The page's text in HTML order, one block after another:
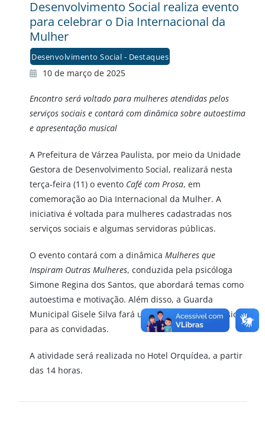
Desenvolvimento Social realiza evento
para celebrar o Dia Internacional da
Mulher
Desenvolvimento Social - Destaques
10 de março de 2025
Encontro será voltado para mulheres atendidas pelos
serviços sociais e contará com dinâmica sobre autoestima
e apresentação musical
A Prefeitura de Várzea Paulista, por meio da Unidade
Gestora de Desenvolvimento Social, realizará nesta
terça-feira (11) o evento Café com Prosa, em
comemoração ao Dia Internacional da Mulher. A
iniciativa é voltada para mulheres cadastradas nos
serviços sociais e algumas servidoras públicas.
O evento contará com a dinâmica Mulheres que
Inspiram Outras Mulheres, conduzida pela psicóloga
Simone Regina dos Santos, que abordará temas como
autoestima e motivação. Além disso, a Guarda
Municipal Gisele Silva fará uma apresentação musical
para as convidadas.
A atividade será realizada no Hotel Orquídea, a partir
das 14 horas.